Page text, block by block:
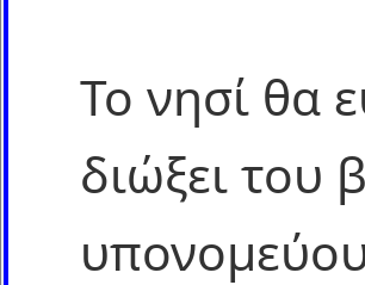
Το νησί θα
διώξει του